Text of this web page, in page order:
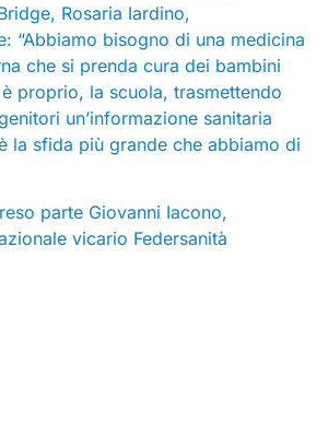
Rosaria Iardino,
“Abbiamo bisogno di una medicina
che si prenda cura dei bambini
proprio, la scuola, trasmettendo
un’informazione sanitaria
la sfida più grande che abbiamo di
parte Giovanni Iacono,
vicario Federsanità